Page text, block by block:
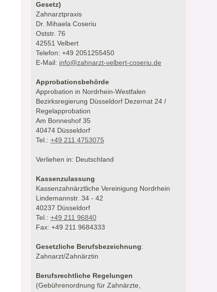
Gesetz)
Zahnarztpraxis
Dr. Mihaela Coseriu
Oststr. 76
42551 Velbert
Telefon: +49 2051255450
E-Mail: info@zahnarzt-velbert-coseriu.de
Approbationsbehörde
Approbation in Nordrhein-Westfalen
Bezirksregierung Düsseldorf Dezernat 24 /
Regelapprobation
Am Bonneshof 35
40474 Düsseldorf
Tel.: +49 211 4753075
Verliehen in: Deutschland
Kassenzulassung
Kassenzahnärztliche Vereinigung Nordrhein
Lindemannstr. 34 - 42
40237 Düsseldorf
Tel.: +49 211 96840
Fax: +49 211 9684333
Gesetzliche Berufsbezeichnung:
Zahnarzt/Zahnärztin
Berufsrechtliche Regelungen
(Gebührenordnung für Zahnärzte,